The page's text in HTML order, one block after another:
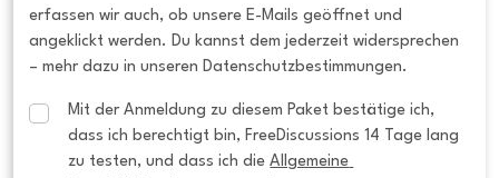
erfassen wir auch, ob unsere E-Mails geöffnet und
angeklickt werden. Du kannst dem jederzeit widersprechen
– mehr dazu in unseren Datenschutzbestimmungen.
Mit der Anmeldung zu diesem Paket bestätige ich,
dass ich berechtigt bin, FreeDiscussions 14 Tage lang
zu testen, und dass ich die Allgemeine